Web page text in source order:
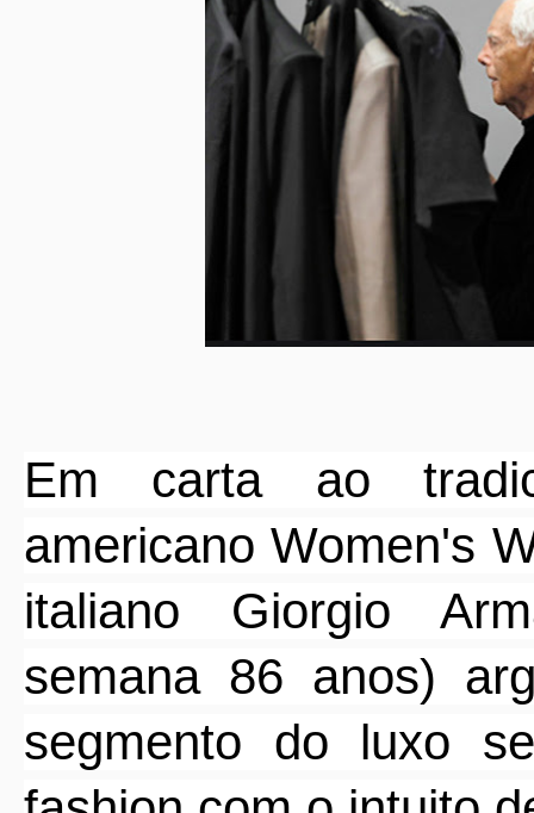
Em carta ao
americano Women's
italiano Giorgio
semana 86 anos)
segmento do luxo